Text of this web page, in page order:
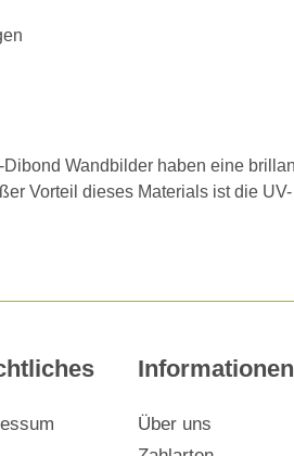
Wandbilder haben eine
Vorteil dieses Materials ist die
Informationen
Über uns